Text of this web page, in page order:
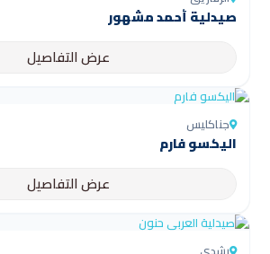
صيدلية أحمد مشهور
عرض التفاصيل
جناكليس
اليكسو فارم
عرض التفاصيل